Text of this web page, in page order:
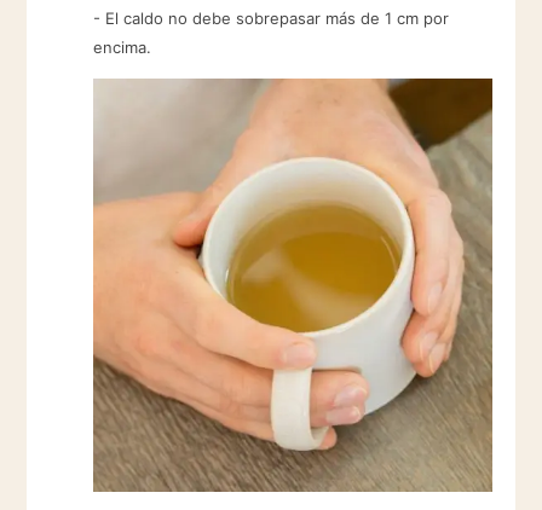
- El caldo no debe sobrepasar más de 1 cm por
encima.